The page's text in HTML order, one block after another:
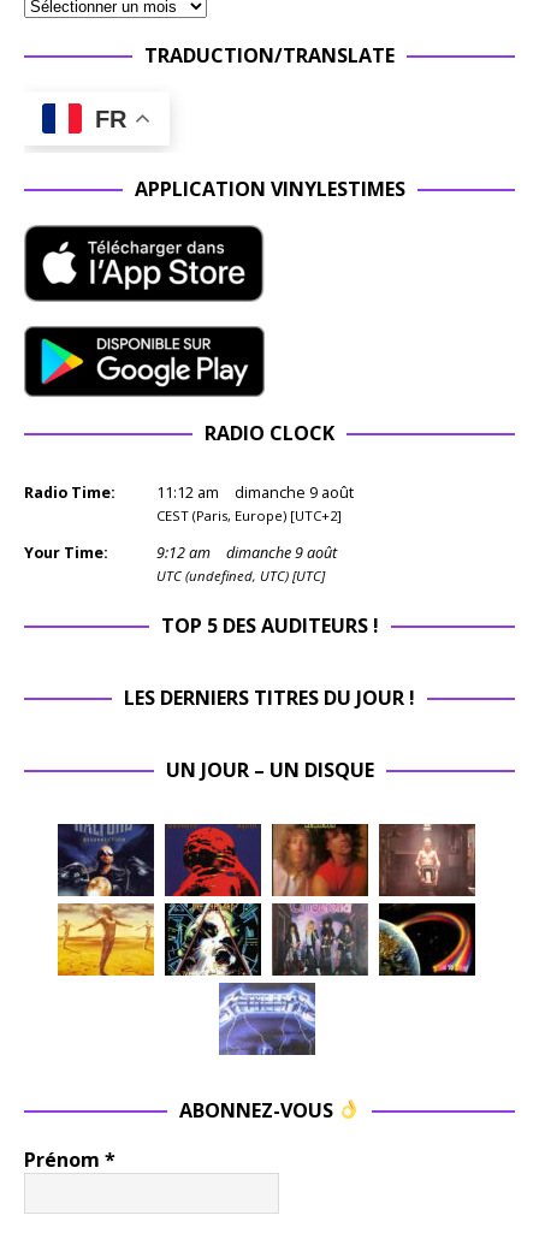
TRADUCTION/TRANSLATE
FR
APPLICATION VINYLESTIMES
RADIO CLOCK
Radio Time: 11:12 am dimanche 9 août
CEST (Paris, Europe) [UTC+2]
Your Time: 9:12am dimanche 9 août
UTC (undefined, UTC) [UTC]
TOP 5 DES AUDITEURS !
LES DERNIERS TITRES DU JOUR !
UN JOUR – UN DISQUE
ABONNEZ-VOUS
Prénom *